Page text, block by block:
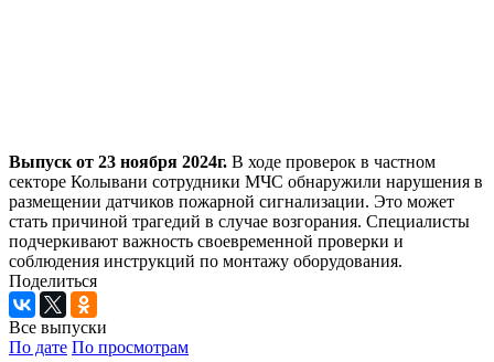
Выпуск от 23 ноября 2024г. В ходе проверок в частном
секторе Колывани сотрудники МЧС обнаружили нарушения в
размещении датчиков пожарной сигнализации. Это может
стать причиной трагедий в случае возгорания. Специалисты
подчеркивают важность своевременной проверки и
соблюдения инструкций по монтажу оборудования.
Поделиться
Все выпуски
По дате По просмотрам